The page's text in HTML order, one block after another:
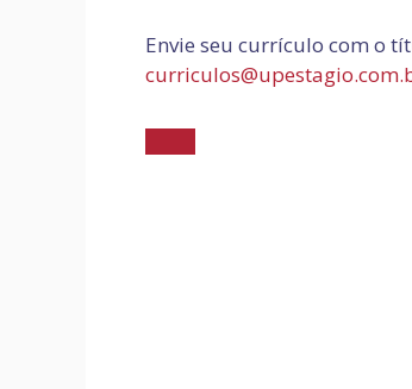
Envie seu currículo com o